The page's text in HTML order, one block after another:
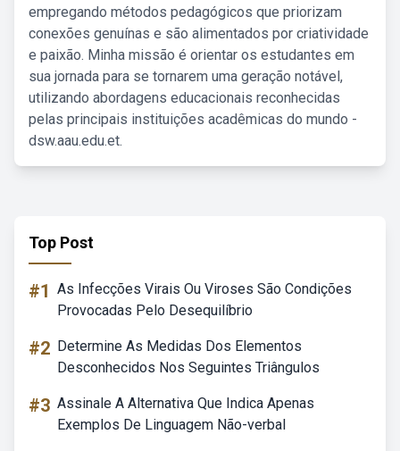
empregando métodos pedagógicos que priorizam
conexões genuínas e são alimentados por criatividade
e paixão. Minha missão é orientar os estudantes em
sua jornada para se tornarem uma geração notável,
utilizando abordagens educacionais reconhecidas
pelas principais instituições acadêmicas do mundo -
dsw.aau.edu.et.
Top Post
#1 As Infecções Virais Ou Viroses São Condições
Provocadas Pelo Desequilíbrio
#2 Determine As Medidas Dos Elementos
Desconhecidos Nos Seguintes Triângulos
#3 Assinale A Alternativa Que Indica Apenas
Exemplos De Linguagem Não-verbal